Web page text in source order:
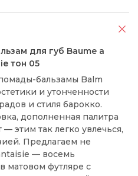
для губ Baume a
тон 05
бальзамы Balm
и утонченности
и стиля барокко.
дополненная палитра
этим так легко увлечься,
Предлагаем не
— восемь
матовом футляре с